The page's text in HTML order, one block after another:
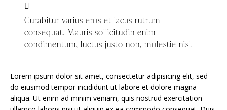
Curabitur varius eros et lacus rutrum
consequat. Mauris sollicitudin enim
condimentum, luctus justo non, molestie nisl.
Lorem ipsum dolor sit amet, consectetur adipisicing elit, sed
do eiusmod tempor incididunt ut labore et dolore magna
aliqua. Ut enim ad minim veniam, quis nostrud exercitation